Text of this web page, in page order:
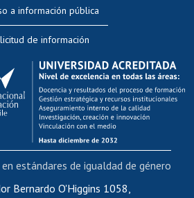
docente
académica
al AUCAI
Funcionarias/os
internos de capacitación
del personal
de movilidad interna
de renta
a información pública
de información
Bernardo O'Higgins 1058,
estándares de igualdad de género